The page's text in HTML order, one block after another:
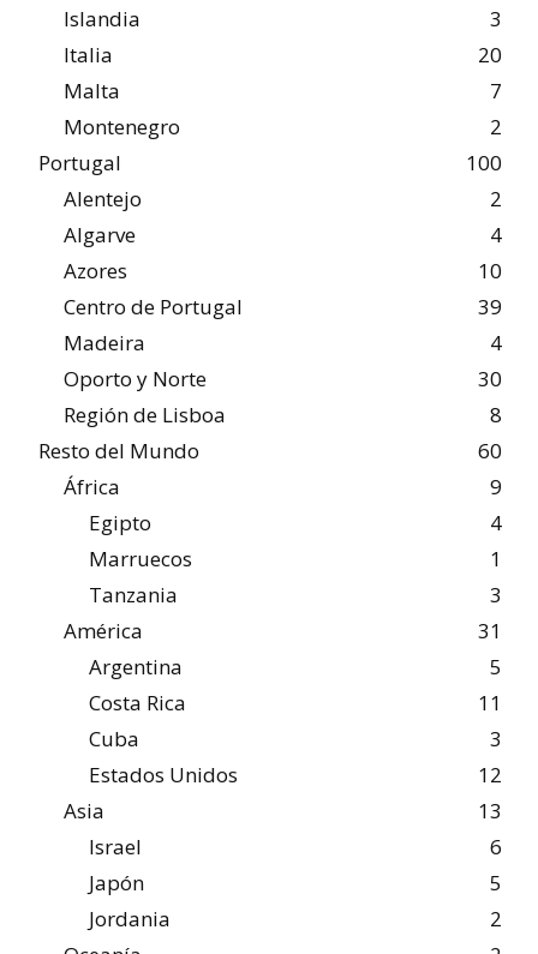
Islandia
3
Italia
20
Malta
7
Montenegro
2
Portugal
100
Alentejo
2
Algarve
4
Azores
10
Centro de Portugal
39
Madeira
4
Oporto y Norte
30
Región de Lisboa
8
Resto del Mundo
60
África
9
Egipto
4
Marruecos
1
Tanzania
3
América
31
Argentina
5
Costa Rica
11
Cuba
3
Estados Unidos
12
Asia
13
Israel
6
Japón
5
Jordania
2